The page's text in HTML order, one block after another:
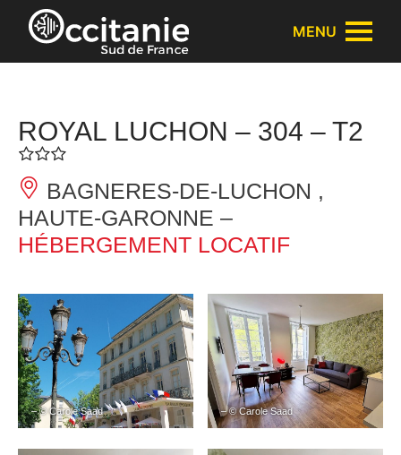
Panneau de gestion des cookies
MENU
ROYAL LUCHON – 304 – T2
BAGNERES-DE-LUCHON ,
HAUTE-GARONNE –
HÉBERGEMENT LOCATIF
– © Carole Saad – © Carole Saad